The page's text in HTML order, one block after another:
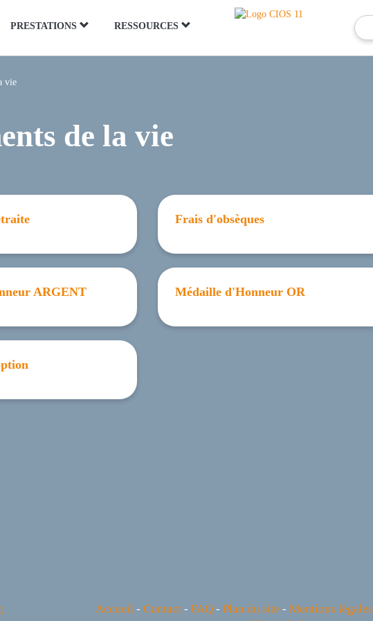
PRESTATIONS RESSOURCES
vie
de la vie
Frais d'obsèques
ARGENT Médaille d'Honneur OR
Accueil - Contact - FAQ - Plan du site - Mentions légales